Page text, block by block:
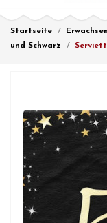
Startseite
und Schwarz